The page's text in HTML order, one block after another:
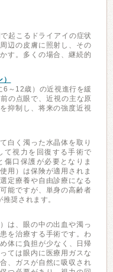
起こるドライアイの症状
辺の皮膚に照射し、その
す。多くの場合、継続的
6～12歳）の近視進行を緩
の点眼で、近視の主な原
抑制し、将来の強度近視
白く濁った水晶体を取り
て視力を回復する手術で
口保護が必要となりま
用）は保険が適用されま
定療養や自由診療になる
能ですが、単身の高齢者
奨されます。
は、眼の中の出血や濁っ
を治療する手術です。わ
体に負担が少なく、日帰
ては眼内に医療用ガスな
、ガスが自然に吸収され